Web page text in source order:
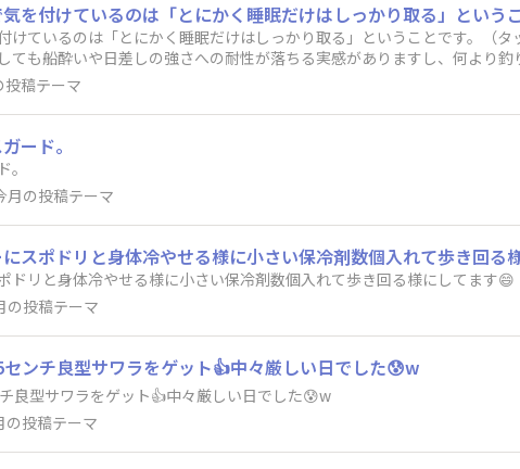
ているのは「とにかく睡眠だけはしっかり取る」ということです。（タ
も船酔いや日差しの強さへの耐性が落ちる実感がありますし、何より釣
注意しています…。釣りの前日となるとワクワクして眠れない…というの
し前に首元や頭をアイスバッグ等で冷やす事です。（クーラーで部屋全
ますので…）頭がシャキッとして、そこからじわじわと心地良く体温が戻
じですよ。引き続き水分補給と共に、睡眠にも気を配って最後まで楽し
投稿テーマ
ード。
月の投稿テーマ
スポドリと身体冷やせる様に小さい保冷剤数個入れて歩き回る
ドリと身体冷やせる様に小さい保冷剤数個入れて歩き回る様にしてます😄
の投稿テーマ
ンチ良型サワラをゲット👍中々厳しい日でした😰w
良型サワラをゲット👍中々厳しい日でした😰w
の投稿テーマ